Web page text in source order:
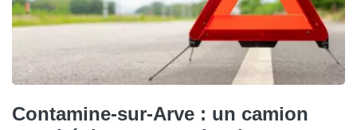
Contamine-sur-Arve : un camion